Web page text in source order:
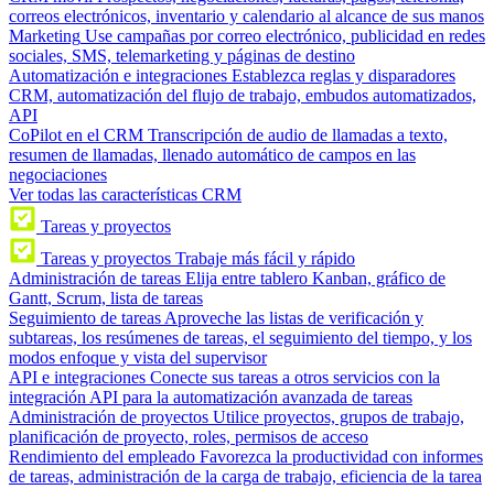
correos electrónicos, inventario y calendario al alcance de sus manos
Marketing Use campañas por correo electrónico, publicidad en redes
sociales, SMS, telemarketing y páginas de destino
Automatización e integraciones Establezca reglas y disparadores
CRM, automatización del flujo de trabajo, embudos automatizados,
API
CoPilot en el CRM Transcripción de audio de llamadas a texto,
resumen de llamadas, llenado automático de campos en las
negociaciones
Ver todas las características CRM
Tareas y proyectos
Tareas y proyectos Trabaje más fácil y rápido
Administración de tareas Elija entre tablero Kanban, gráfico de
Gantt, Scrum, lista de tareas
Seguimiento de tareas Aproveche las listas de verificación y
subtareas, los resúmenes de tareas, el seguimiento del tiempo, y los
modos enfoque y vista del supervisor
API e integraciones Conecte sus tareas a otros servicios con la
integración API para la automatización avanzada de tareas
Administración de proyectos Utilice proyectos, grupos de trabajo,
planificación de proyecto, roles, permisos de acceso
Rendimiento del empleado Favorezca la productividad con informes
de tareas, administración de la carga de trabajo, eficiencia de la tarea